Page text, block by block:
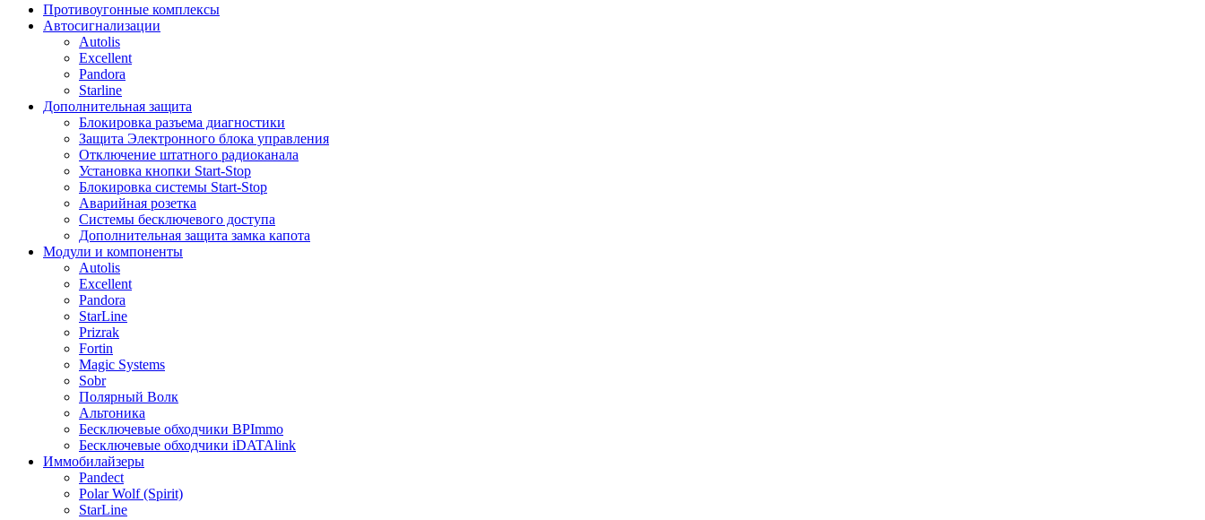
Противоугонные комплексы
Автосигнализации
Autolis
Excellent
Pandora
Starline
Дополнительная защита
Блокировка разъема диагностики
Защита Электронного блока управления
Отключение штатного радиоканала
Установка кнопки Start-Stop
Блокировка системы Start-Stop
Аварийная розетка
Системы бесключевого доступа
Дополнительная защита замка капота
Модули и компоненты
Autolis
Excellent
Pandora
StarLine
Prizrak
Fortin
Magic Systems
Sobr
Полярный Волк
Альтоника
Бесключевые обходчики BPImmo
Бесключевые обходчики iDATAlink
Иммобилайзеры
Pandect
Polar Wolf (Spirit)
StarLine